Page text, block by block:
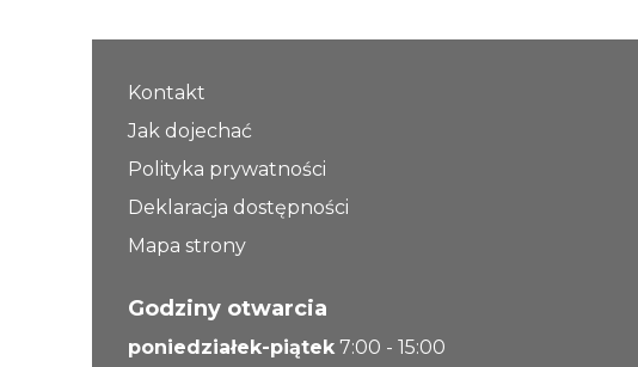
Kontakt
Jak dojechać
Polityka prywatności
Deklaracja dostępności
Mapa strony
Godziny otwarcia
poniedziałek-piątek 7:00 - 15:00